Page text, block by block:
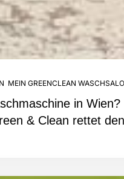
MEIN GREENCLEAN
in Wien?
& Clean rettet